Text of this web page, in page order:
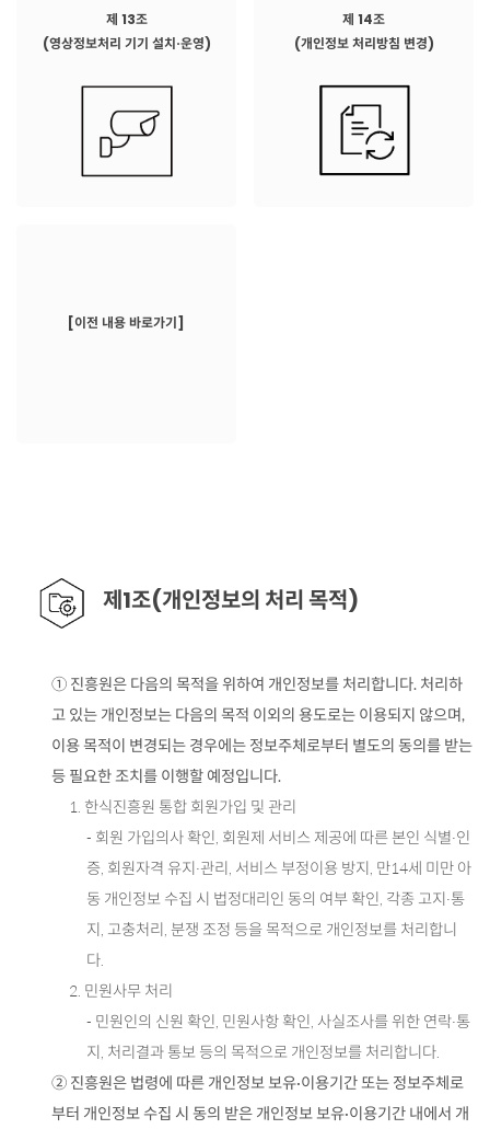
제 13조
(영상정보처리 기기 설치·운영)
제 14조
(개인정보 처리방침 변경)
[이전 내용 바로가기]
제1조(개인정보의 처리 목적)
① 진흥원은 다음의 목적을 위하여 개인정보를 처리합니다. 처리하
고 있는 개인정보는 다음의 목적 이외의 용도로는 이용되지 않으며,
이용 목적이 변경되는 경우에는 정보주체로부터 별도의 동의를 받는
등 필요한 조치를 이행할 예정입니다.
1. 한식진흥원 통합 회원가입 및 관리
- 회원 가입의사 확인, 회원제 서비스 제공에 따른 본인 식별·인
증, 회원자격 유지·관리, 서비스 부정이용 방지, 만14세 미만 아
동 개인정보 수집 시 법정대리인 동의 여부 확인, 각종 고지·통
지, 고충처리, 분쟁 조정 등을 목적으로 개인정보를 처리합니
다.
2. 민원사무 처리
- 민원인의 신원 확인, 민원사항 확인, 사실조사를 위한 연락·통
지, 처리결과 통보 등의 목적으로 개인정보를 처리합니다.
② 진흥원은 법령에 따른 개인정보 보유·이용기간 또는 정보주체로
부터 개인정보 수집 시 동의 받은 개인정보 보유·이용기간 내에서 개